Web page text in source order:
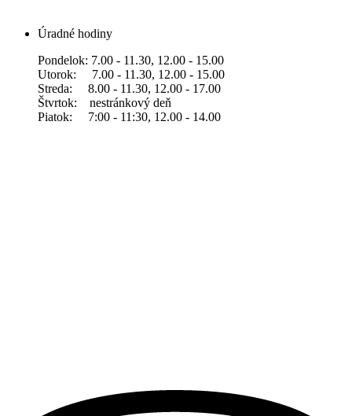
Úradné hodiny
Pondelok: 7.00 - 11.30, 12.00 - 15.00
Utorok: 7.00 - 11.30, 12.00 - 15.00
Streda: 8.00 - 11.30, 12.00 - 17.00
Štvrtok: nestránkový deň
Piatok: 7:00 - 11:30, 12.00 - 14.00